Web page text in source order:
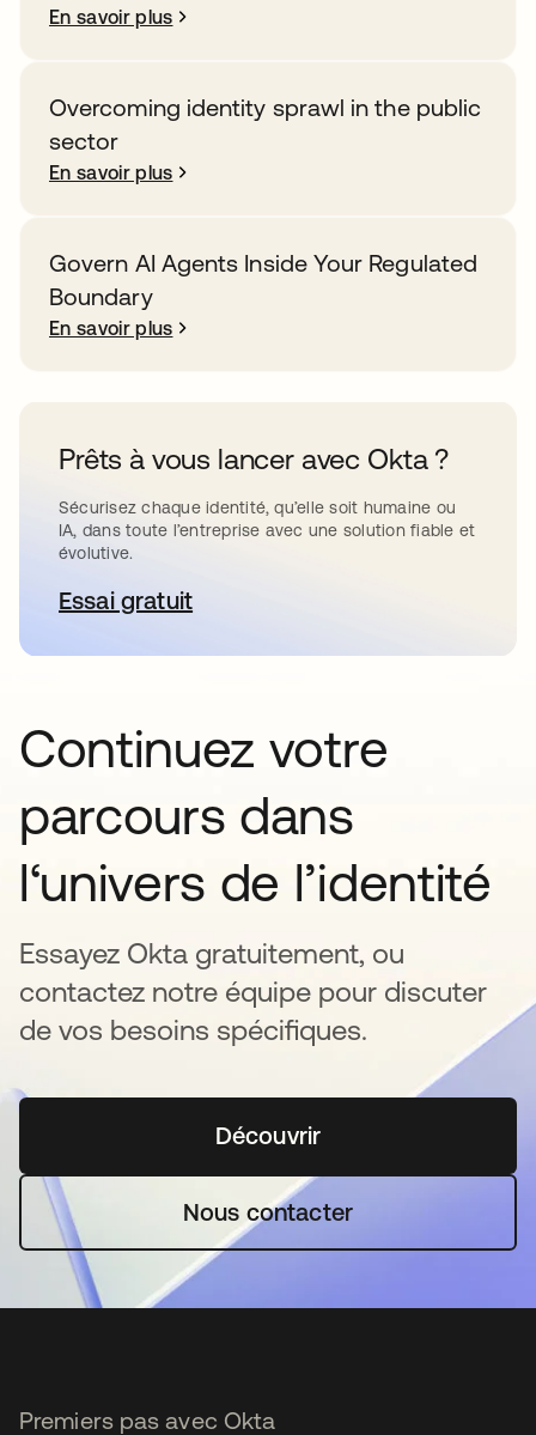
En savoir plus
Overcoming identity sprawl in the public
sector
En savoir plus
Govern AI Agents Inside Your Regulated
Boundary
En savoir plus
Prêts à vous lancer avec Okta ?
Sécurisez chaque identité, qu’elle soit humaine ou
IA, dans toute l’entreprise avec une solution fiable et
évolutive.
Essai gratuits’ouvre dans un nouvel onglet
Continuez votre
parcours dans
l‘univers de l’identité
Essayez Okta gratuitement, ou
contactez notre équipe pour discuter
de vos besoins spécifiques.
Découvrirs’ouvre dans un nouvel
Nous contacter
Premiers pas avec Okta